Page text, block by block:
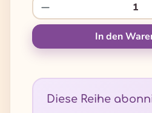
Produkt Anzahl:
In den
Diese Reihe